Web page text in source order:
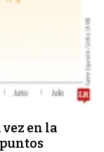
en la